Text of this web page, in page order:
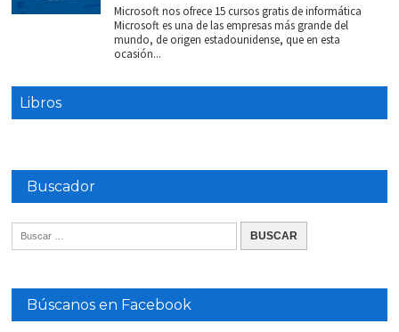
Microsoft nos ofrece 15 cursos gratis de informática
Microsoft es una de las empresas más grande del
mundo, de origen estadounidense, que en esta
ocasión...
Libros
Buscador
Búscanos en Facebook